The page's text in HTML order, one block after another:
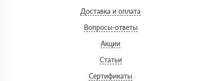
Доставка и оплата
Вопросы-ответы
Акции
Статьи
Сертификаты